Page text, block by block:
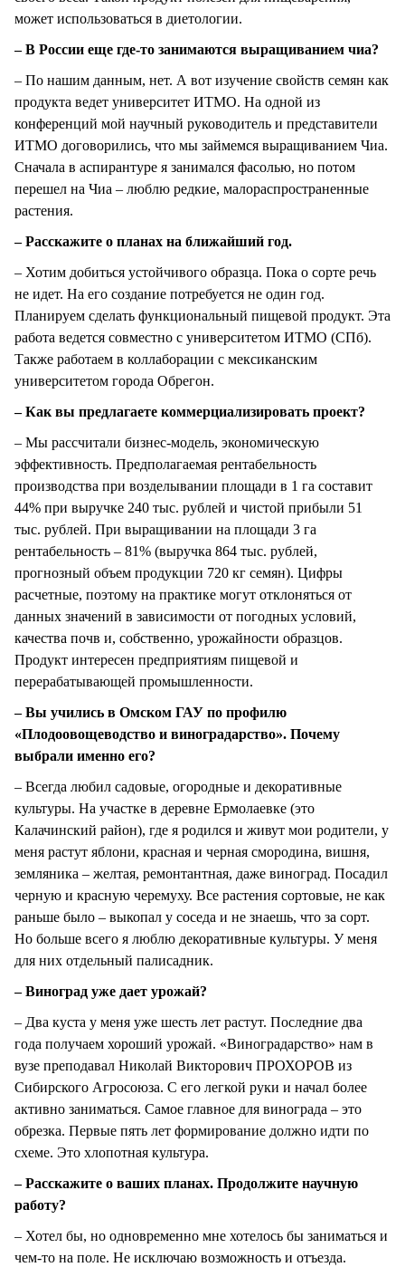
может использоваться в диетологии.
– В России еще где-то занимаются выращиванием чиа?
– По нашим данным, нет. А вот изучение свойств семян как
продукта ведет университет ИТМО. На одной из
конференций мой научный руководитель и представители
ИТМО договорились, что мы займемся выращиванием Чиа.
Сначала в аспирантуре я занимался фасолью, но потом
перешел на Чиа – люблю редкие, малораспространенные
растения.
– Расскажите о планах на ближайший год.
– Хотим добиться устойчивого образца. Пока о сорте речь
не идет. На его создание потребуется не один год.
Планируем сделать функциональный пищевой продукт. Эта
работа ведется совместно с университетом ИТМО (СПб).
Также работаем в коллаборации с мексиканским
университетом города Обрегон.
– Как вы предлагаете коммерциализировать проект?
– Мы рассчитали бизнес-модель, экономическую
эффективность. Предполагаемая рентабельность
производства при возделывании площади в 1 га составит
44% при выручке 240 тыс. рублей и чистой прибыли 51
тыс. рублей. При выращивании на площади 3 га
рентабельность – 81% (выручка 864 тыс. рублей,
прогнозный объем продукции 720 кг семян). Цифры
расчетные, поэтому на практике могут отклоняться от
данных значений в зависимости от погодных условий,
качества почв и, собственно, урожайности образцов.
Продукт интересен предприятиям пищевой и
перерабатывающей промышленности.
– Вы учились в Омском ГАУ по профилю
«Плодоовощеводство и виноградарство». Почему
выбрали именно его?
– Всегда любил садовые, огородные и декоративные
культуры. На участке в деревне Ермолаевке (это
Калачинский район), где я родился и живут мои родители, у
меня растут яблони, красная и черная смородина, вишня,
земляника – желтая, ремонтантная, даже виноград. Посадил
черную и красную черемуху. Все растения сортовые, не как
раньше было – выкопал у соседа и не знаешь, что за сорт.
Но больше всего я люблю декоративные культуры. У меня
для них отдельный палисадник.
– Виноград уже дает урожай?
– Два куста у меня уже шесть лет растут. Последние два
года получаем хороший урожай. «Виноградарство» нам в
вузе преподавал Николай Викторович ПРОХОРОВ из
Сибирского Агросоюза. С его легкой руки и начал более
активно заниматься. Самое главное для винограда – это
обрезка. Первые пять лет формирование должно идти по
схеме. Это хлопотная культура.
– Расскажите о ваших планах. Продолжите научную
работу?
– Хотел бы, но одновременно мне хотелось бы заниматься и
чем-то на поле. Не исключаю возможность и отъезда.